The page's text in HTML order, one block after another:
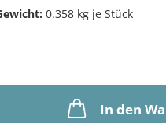
0.358 kg je Stück
In den